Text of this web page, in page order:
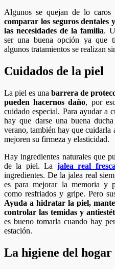
Algunos se quejan de lo caros
comparar los seguros dentales
las necesidades de la familia.
ser una buena opción ya que
algunos tratamientos se realizan
Cuidados de la piel
La piel es una barrera de
pueden hacernos daño, por
cuidado especial. Para ayudar a
hay que darse una buena
verano, también hay que cuidarla
mejoren su firmeza y elasticidad.
Hay ingredientes naturales que
de la piel. La jalea real fresca
ingredientes. De la jalea real
es para mejorar la memoria y
como resfriados y gripe. Pero
Ayuda a hidratar la piel,
controlar las temidas y
es bueno tomarla cuando hay
estación.
La higiene del hogar